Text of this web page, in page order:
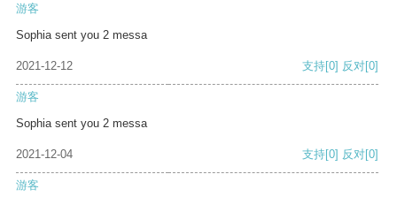
游客
Sophia sent you 2 messa
2021-12-12 支持[0] 反对[0]
游客
Sophia sent you 2 messa
2021-12-04 支持[0] 反对[0]
游客